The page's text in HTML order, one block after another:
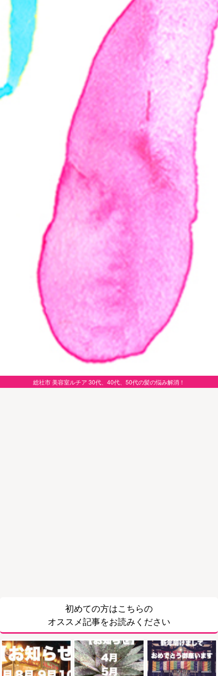
総社市 美容室ルチア 30代、40代、50代の髪の悩み解消！
初めての方はこちらの
オススメ記事をお読みください